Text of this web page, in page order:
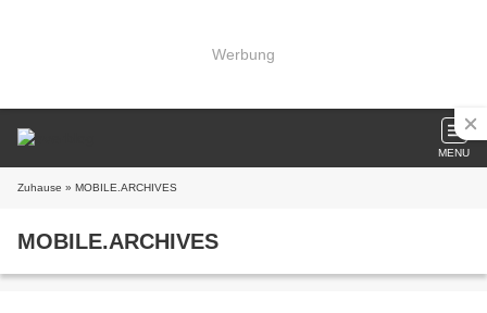
Werbung
MENU
Zuhause » MOBILE.ARCHIVES
MOBILE.ARCHIVES